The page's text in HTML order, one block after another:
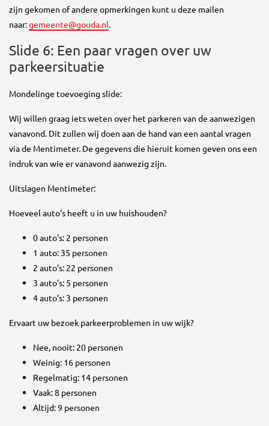
zijn gekomen of andere opmerkingen kunt u deze mailen
naar:gemeente@gouda.nl.
Slide 6: Een paar vragen over uw
parkeersituatie
Mondelinge toevoeging slide:
Wij willen graag iets weten over het parkeren van de aanwezigen
vanavond. Dit zullen wij doen aan de hand van een aantal vragen
via de Mentimeter. De gegevens die hieruit komen geven ons een
indruk van wie er vanavond aanwezig zijn.
Uitslagen Mentimeter:
Hoeveel auto’s heeft u in uw huishouden?
0 auto’s: 2 personen
1 auto: 35 personen
2 auto’s: 22 personen
3 auto’s: 5 personen
4 auto’s: 3 personen
Ervaart uw bezoek parkeerproblemen in uw wijk?
Nee, nooit: 20 personen
Weinig: 16 personen
Regelmatig: 14 personen
Vaak: 8 personen
Altijd: 9 personen